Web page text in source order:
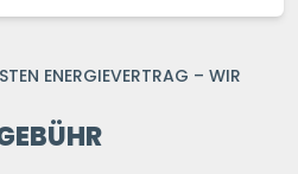
ENERGIEVERTRAG – WIR